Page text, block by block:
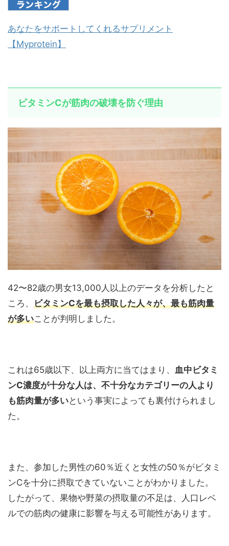
あなたをサポートしてくれるサプリメント
【Myprotein】
ビタミンCが筋肉の破壊を防ぐ理由
42〜82歳の男女13,000人以上のデータを分析したと
ころ、 ビタミンCを最も摂取した人々が、最も筋肉量
が多いことが判明しました。
これは65歳以下、以上両方に当てはまり、 血中ビタミ
ンC濃度が十分な人は、不十分なカテゴリーの人より
も筋肉量が多いという事実によっても裏付けられまし
た。
また、参加した男性の60％近くと女性の50％がビタミ
ンCを十分に摂取できていないことがわかりました。
したがって、果物や野菜の摂取量の不足は、人口レベ
ルでの筋肉の健康に影響を与える可能性があります。